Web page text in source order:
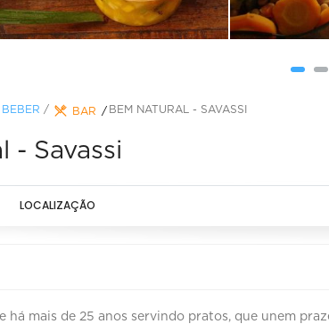
/ BAR BEM NATURAL - SAVASSI
- Savassi
LOCALIZAÇÃO
há mais de 25 anos servindo pratos, que unem